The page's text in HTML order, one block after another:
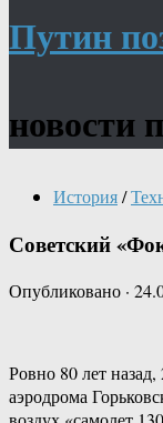
Путин
новости
История/
Советский
Опубликовано ·
Ровно 80 лет
аэродрома